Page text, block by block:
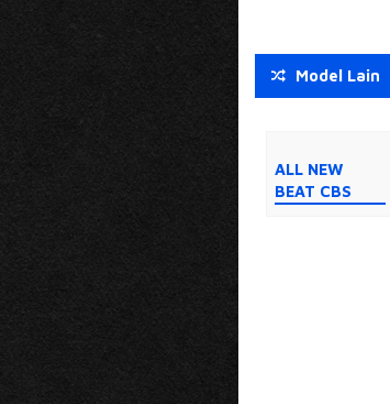
Model Lain
SMART KEY
ALL NEW
BEAT CBS